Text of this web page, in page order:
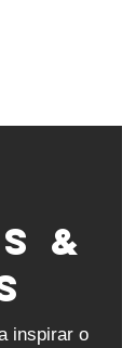
&
inspirar o